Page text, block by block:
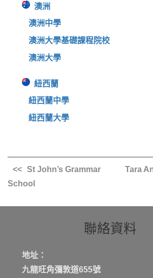
澳洲
澳洲中學
澳洲大學基礎課程院校
澳洲大學
紐西蘭
紐西蘭中學
紐西蘭大學
St John’s Grammar
School
Tara
聯絡資料
地址：
九龍旺角彌敦道655號